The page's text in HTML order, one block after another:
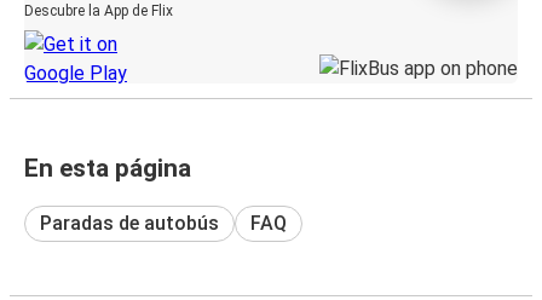
Descubre la App de Flix
En esta página
Paradas de autobús FAQ